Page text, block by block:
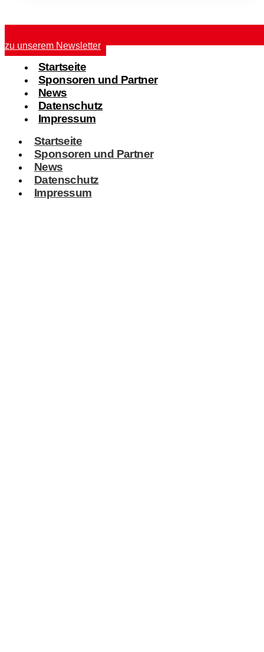
zu unserem Newsletter
Startseite
Sponsoren und Partner
News
Datenschutz
Impressum
Startseite
Sponsoren und Partner
News
Datenschutz
Impressum